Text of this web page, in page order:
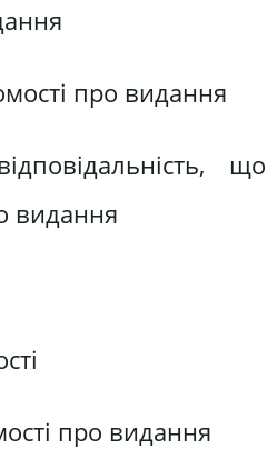
про видання
що
видання
про видання